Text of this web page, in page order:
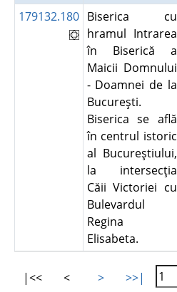
179132.180 Biserica cu
hramul Intrarea
în Biserică a
Maicii Domnului
- Doamnei de la
Bucureşti.
Biserica se află
în centrul istoric
al Bucureştiului,
la intersecţia
Căii Victoriei cu
Bulevardul
Regina
Elisabeta.
|<< < > >>|